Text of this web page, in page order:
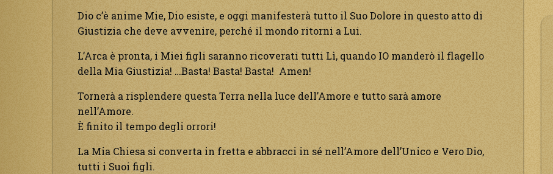
Dio c’è anime Mie, Dio esiste, e oggi manifesterà tutto il Suo Dolore in questo atto di
Giustizia che deve avvenire, perché il mondo ritorni a Lui.
L’Arca è pronta, i Miei figli saranno ricoverati tutti Lì, quando IO manderò il flagello
della Mia Giustizia! …Basta! Basta! Basta! Amen!
Tornerà a risplendere questa Terra nella luce dell’Amore e tutto sarà amore
nell’Amore.
È finito il tempo degli orrori!
La Mia Chiesa si converta in fretta e abbracci in sé nell’Amore dell’Unico e Vero Dio,
tutti i Suoi figli.